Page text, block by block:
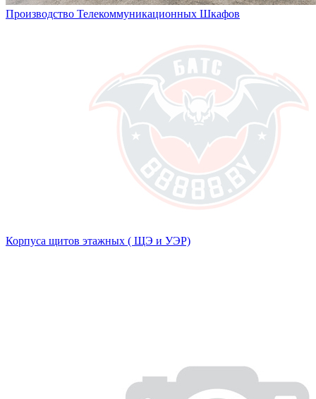
Производство Телекоммуникационных Шкафов
Корпуса щитов этажных ( ЩЭ и УЭР)